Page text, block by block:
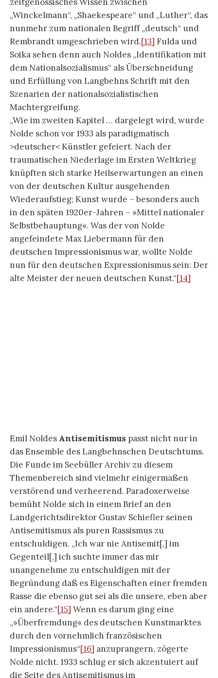
deutschen Impressionismus war, wollte Nolde
nun für den deutschen Expressionismus sein: Der
alte Meister der neuen deutschen Kunst.“[14]
Emil NoldesAntisemitismuspasst nicht nur in
das Ensemble des Langbehnschen Deutschtums.
Die Funde im Seebüller Archiv zu diesem
Themenbereich sind vielmehr einigermaßen
verstörend und verheerend. Paradoxerweise
bemüht Nolde sich in einem Brief an den
Landgerichtsdirektor Gustav Schiefler seinen
Antisemitismus als puren Rassismus zu
entschuldigen. „Ich war nie Antisemit[,] im
Gegenteil[,] ich suchte immer das mir
unangenehme zu entschuldigen mit der
Begründung daß es Eigenschaften einer fremden
Rasse die ebenso gut sei als die unsere, eben aber
ein andere.“[15]Wenn es darum ging eine
„»Überfremdung« des deutschen Kunstmarktes
durch den vornehmlich französischen
möchte gern, daß eine reinliche Scheidung
erfolgt, zwischen jüdischer u. deutscher Kunst,
wie auch zwischen deutsch-französischer
Mischung u. rein deutscher Kunst.«“[17]
Emil Nolde sprach sich bis zum letzten Tag für
denNationalsozialismusund sein
verbrecherisches Regime aus, wie Fulda und
Soika nun herausgearbeitet haben. Zwar
erschienen Gemälde in der Propaganda-
AusstellungEntartet Kunst. Doch nach kurzer Zeit
funktionierten Noldes Kontakte in die
nationalsozialistische Elite so gut, dass seine
Gemälde aus der Wanderausstellung entfernt
wurden. Zahlreich sind die Fakten, die nun nach
Unterdrückung und Ausarbeitung der Legende
vom verfolgten und widerständigen Künstler
Emil Nolde nicht zuletzt in Siegfried Lenz‘ zur